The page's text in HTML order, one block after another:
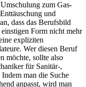
zum Gas-
und
dass das Berufsbild
Form nicht mehr
expliziten
Wer diesen Beruf
möchte, sollte also
für Sanitär-,
man die Suche
anpasst, wird man